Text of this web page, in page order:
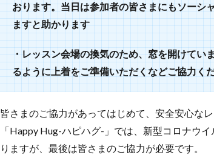
ブ
ッ
キ
ン
グ
教
室
お
子
さ
おります。当日は参加者の皆さまにもソーシ
ますと助かります
・レッスン会場の換気のため、窓を開けてい
るように上着をご準備いただくなどご協力く
皆さまのご協力があってはじめて、安全安心な
「Happy Hug-ハピハグ-」では、新型コロナウ
りますが、最後は皆さまのご協力が必要です。